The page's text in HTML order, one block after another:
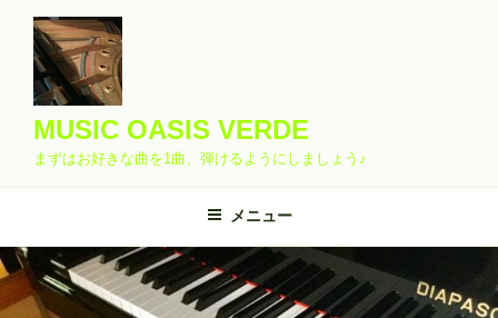
プ
MUSIC OASIS VERDE
まずはお好きな曲を1曲、弾けるようにしましょう♪
メニュー